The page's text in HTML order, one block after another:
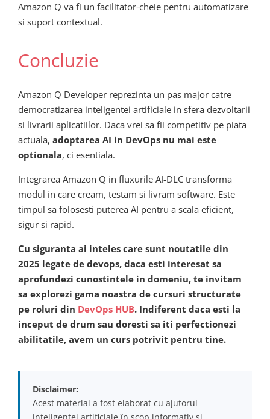
Amazon Q va fi un facilitator-cheie pentru automatizare
si suport contextual.
Concluzie
Amazon Q Developer reprezinta un pas major catre
democratizarea inteligentei artificiale in sfera dezvoltarii
si livrarii aplicatiilor. Daca vrei sa fii competitiv pe piata
actuala, adoptarea AI in DevOps nu mai este
optionala, ci esentiala.
Integrarea Amazon Q in fluxurile AI-DLC transforma
modul in care cream, testam si livram software. Este
timpul sa folosesti puterea AI pentru a scala eficient,
sigur si rapid.
Cu siguranta ai inteles care sunt noutatile din
2025 legate de devops, daca esti interesat sa
aprofundezi cunostintele in domeniu, te invitam
sa explorezi gama noastra de cursuri structurate
pe roluri din DevOps HUB. Indiferent daca esti la
inceput de drum sau doresti sa iti perfectionezi
abilitatile, avem un curs potrivit pentru tine.
Disclaimer:
Acest material a fost elaborat cu ajutorul
inteligenței artificiale în scop informativ și